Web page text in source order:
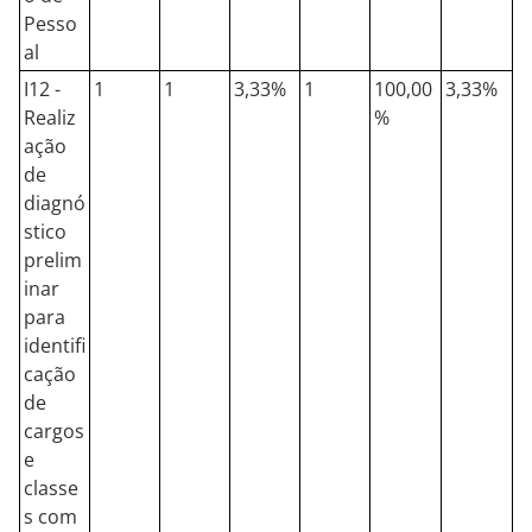
Pesso
al
I12 -
Realiz
ação
de
diagnó
stico
prelim
inar
para
identifi
cação
de
cargos
e
classe
s com
1 1 3,33% 1
100,00
%
3,33%